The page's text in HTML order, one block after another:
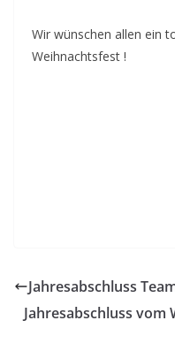
Wir wünschen allen ein
Weihnachtsfest !
Jahresabschluss
Jahresabschluss